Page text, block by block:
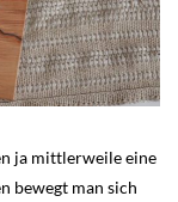
ja mittlerweile eine
bewegt man sich